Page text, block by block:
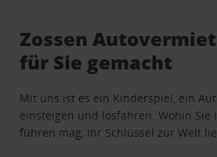
Zossen
für Sie gemacht
Mit uns ist es ein Kinderspiel, ein
einsteigen und losfahren. Wohin Sie
führen mag, Ihr Schlüssel zur Welt